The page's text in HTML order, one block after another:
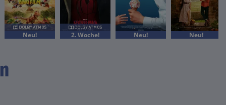
Neu! 2. Woche! Neu! Neu!